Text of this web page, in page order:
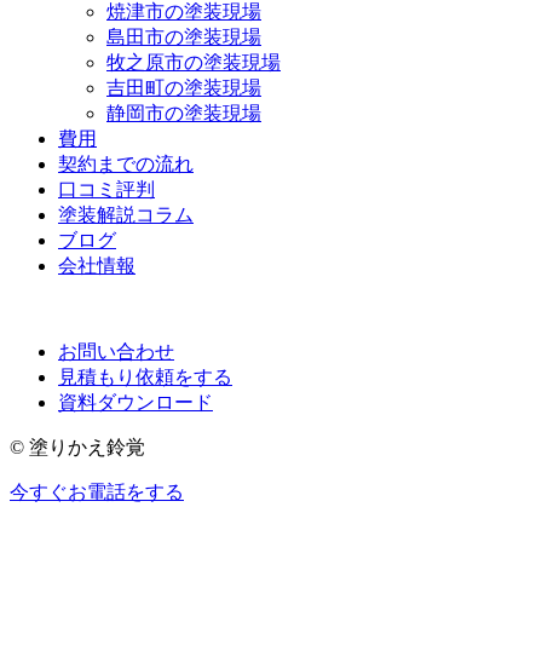
焼津市の塗装現場
島田市の塗装現場
牧之原市の塗装現場
吉田町の塗装現場
静岡市の塗装現場
費用
契約までの流れ
口コミ評判
塗装解説コラム
ブログ
会社情報
お問い合わせ
見積もり依頼をする
資料ダウンロード
© 塗りかえ鈴覚
今すぐお電話をする